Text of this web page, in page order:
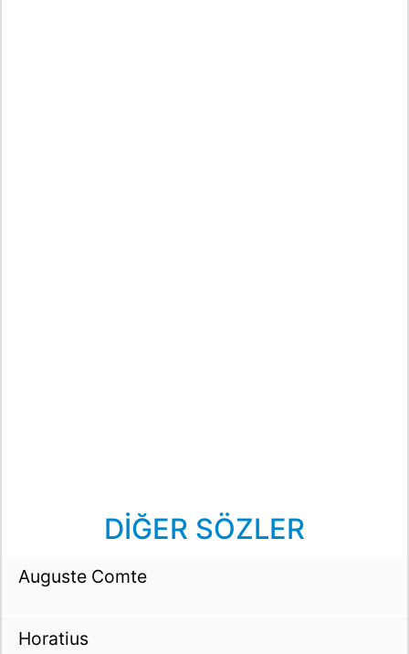
DİĞER SÖZLER
Auguste Comte
Horatius